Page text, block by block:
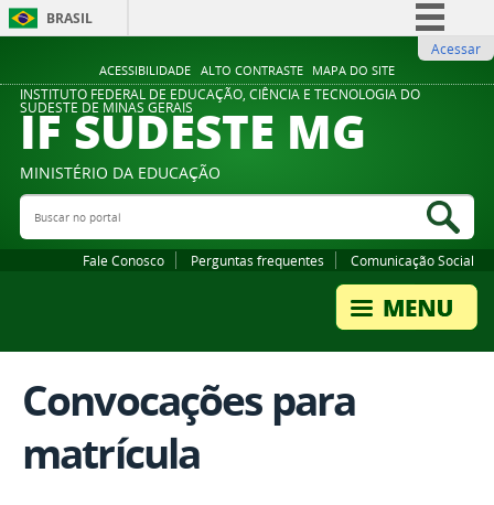
ACESSIBILIDADE ALTO CONTRASTE MAPA DO SITE
BRASIL
Comunica BR
Participe
Legislação
Acessar
INSTITUTO FEDERAL DE EDUCAÇÃO, CIÊNCIA E TECNOLOGIA DO
SUDESTE DE MINAS GERAIS
IF SUDESTE MG
MINISTÉRIO DA EDUCAÇÃO
Buscar no portal
Fale Conosco Perguntas frequentes Comunicação Social
Convocações para
matrícula